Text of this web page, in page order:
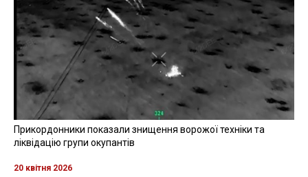
Прикордонники показали знищення ворожої техніки та
ліквідацію групи окупантів
20 квітня 2026